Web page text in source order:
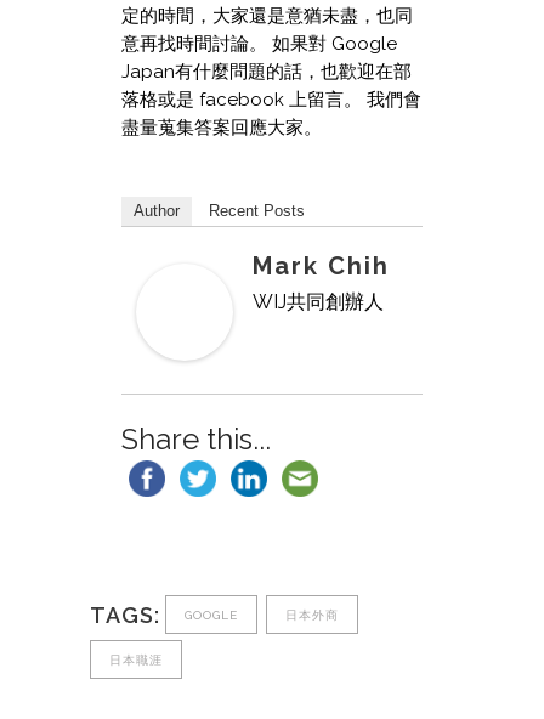
定的時間，大家還是意猶未盡，也同
意再找時間討論。 如果對 Google
Japan有什麼問題的話，也歡迎在部
落格或是 facebook 上留言。 我們會
盡量蒐集答案回應大家。
Author Recent Posts
Mark Chih
WIJ共同創辦人
Share this...
TAGS: GOOGLE 日本外商
日本職涯